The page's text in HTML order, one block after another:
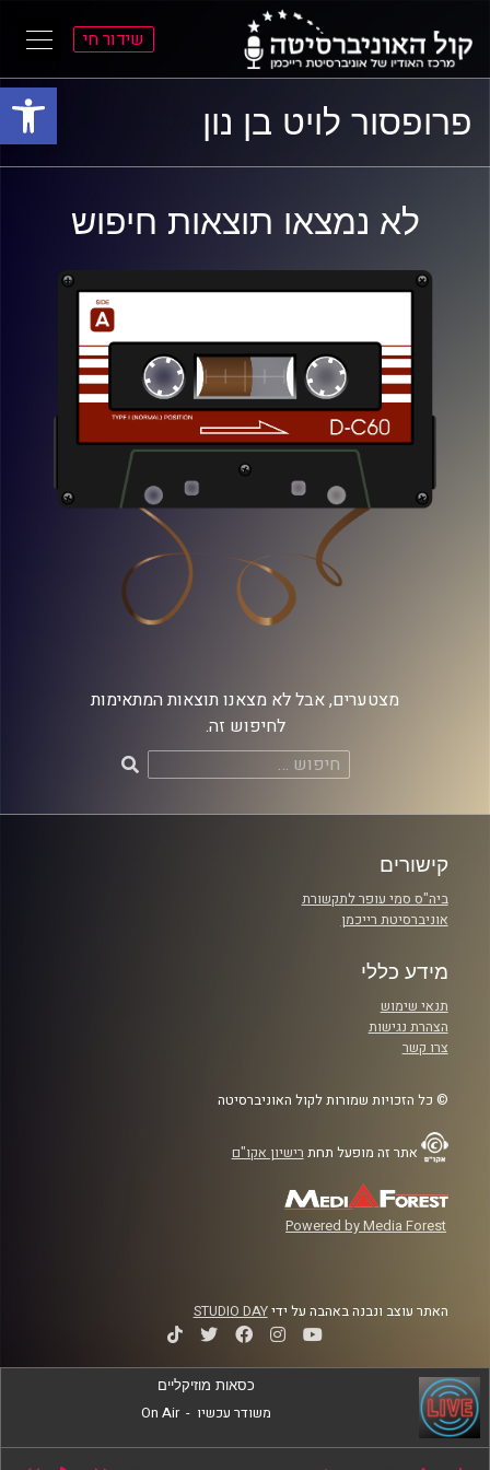
פתח
התפריט
הראשי
התוכן
הראשי
שידור חי
פרופסור לויט בן נון
לא נמצאו תוצאות חיפוש
מצטערים, אבל לא מצאנו תוצאות המתאימות
לחיפוש זה.
חיפוש:
קישורים
ביה"ס סמי עופר לתקשורת
אוניברסיטת רייכמן
מידע כללי
תנאי שימוש
הצהרת נגישות
צרו קשר
© כל הזכויות שמורות לקול האוניברסיטה
אתר זה מופעל תחת רישיון אקו"ם
Powered by Media Forest
האתר עוצב ונבנה באהבה על ידיSTUDIO DAY
כסאות מוזיקליים
משודר עכשיו -
On Air